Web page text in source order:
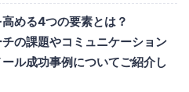
める4つの要素とは？
の課題やコミュニケーション
ル成功事例についてご紹介し